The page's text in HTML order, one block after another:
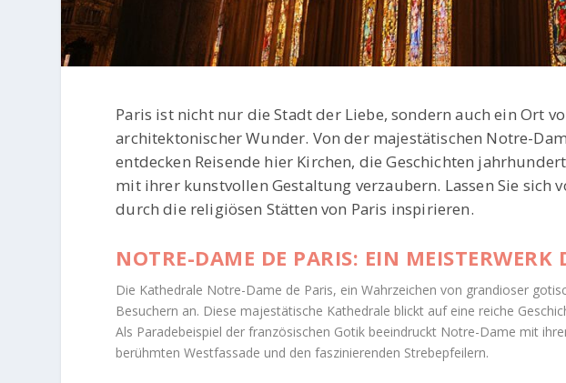
Paris ist nicht nur die Stadt der Liebe, sondern auch ein Ort
architektonischer Wunder. Von der majestätischen Notre-
entdecken Reisende hier Kirchen, die Geschichten
mit ihrer kunstvollen Gestaltung verzaubern. Lassen Sie sich
durch die religiösen Stätten von Paris inspirieren.
NOTRE-DAME DE PARIS: EIN MEISTERWERK
Die Kathedrale Notre-Dame de Paris, ein Wahrzeichen von grandioser
Besuchern an. Diese majestätische Kathedrale blickt auf eine reiche
Als Paradebeispiel der französischen Gotik beeindruckt Notre-Dame mit
berühmten Westfassade und den faszinierenden Strebepfeilern.